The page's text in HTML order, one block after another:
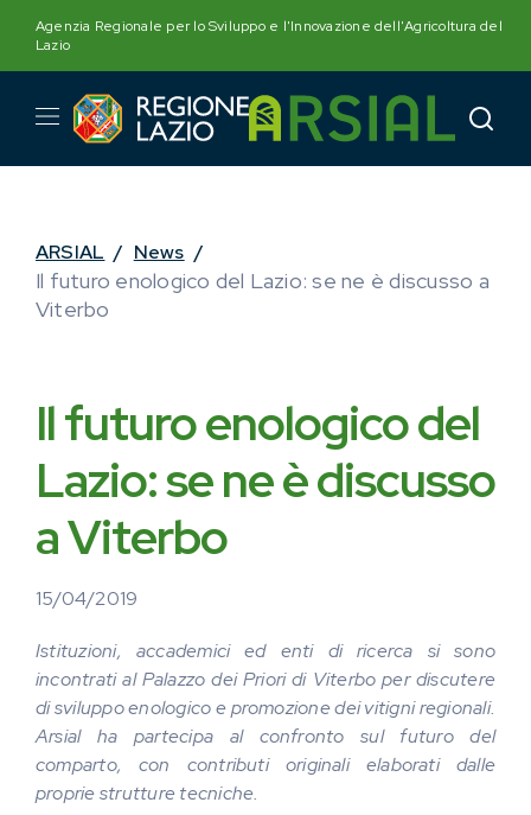
content
Agenzia Regionale per lo Sviluppo e l'Innovazione dell'Agricoltura del
Lazio
ARSIAL / News /
Il futuro enologico del Lazio: se ne è discusso a
Viterbo
Il futuro enologico del
Lazio: se ne è discusso
a Viterbo
15/04/2019
Istituzioni, accademici ed enti di ricerca si sono
incontrati al Palazzo dei Priori di Viterbo per discutere
di sviluppo enologico e promozione dei vitigni regionali.
Arsial ha partecipa al confronto sul futuro del
comparto, con contributi originali elaborati dalle
proprie strutture tecniche.